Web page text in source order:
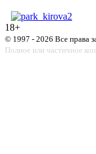
18+
© 1997 - 2026 Все права
Полное или частичное